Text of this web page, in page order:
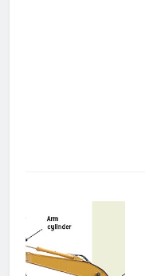
sillinder hidrolik
source
google.com